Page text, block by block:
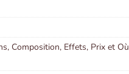
Composition, Effets, Prix et Où